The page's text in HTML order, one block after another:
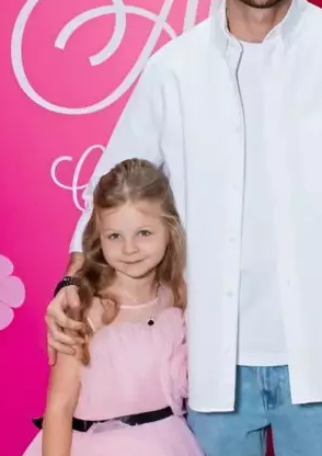
Джины
Лоллобриджиды